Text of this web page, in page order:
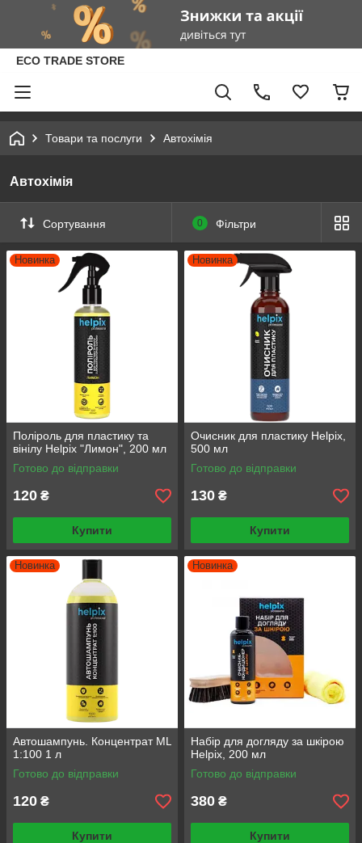
ECO TRADE STORE
Товари та послуги Автохімія
Автохімія
Сортування 0 Фільтри
Новинка
Поліроль для пластику та
вінілу Helpix "Лимон", 200 мл
Готово до відправки
120 ₴
Купити
Новинка
Очисник для пластику Helpix,
500 мл
Готово до відправки
130 ₴
Купити
Новинка
Автошампунь. Концентрат ML
1:100 1 л
Готово до відправки
120 ₴
Купити
Новинка
Набір для догляду за шкірою
Helpix, 200 мл
Готово до відправки
380 ₴
Купити